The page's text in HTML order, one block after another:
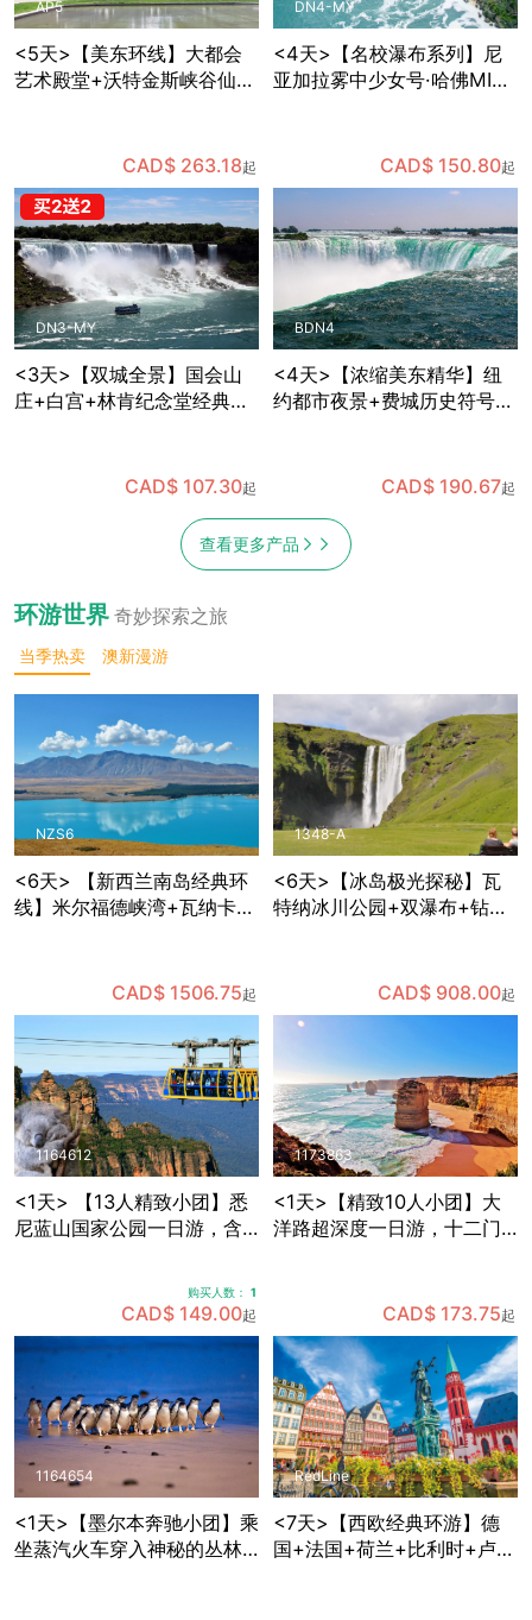
AP5
<5天>【美东环线】大都会
艺术殿堂+沃特金斯峡谷仙境
CAD$ 263.18起
DN4-MY
<4天>【名校瀑布系列】尼
亚加拉雾中少女号·哈佛MIT
标三连拍，费城独立宫与自
由钟打卡，纽约往返
CAD$ 150.80起
DN3-MY
<3天>【双城全景】国会山
庄+白宫+林肯纪念堂经典地
凌空，纽约往返CAD$ 107.30起
BDN4
<4天>【浓缩美东精华】纽
约都市夜景+费城历史符号
+林肯纪念堂经典地标三连
CAD$ 190.67起
查看更多产品
环游世界 奇妙探索之旅
当季热卖 澳新漫游
NZS6
<6天> 【新西兰南岛经典环
线】米尔福德峡湾+瓦纳卡
餐食和部分景点门票，免费
接送机
CAD$ 1506.75起
1348-A
<6天>【冰岛极光探秘】瓦
特纳冰川公园+双瀑布+钻石
之一的蓝湖温泉，可自费体
验蓝冰洞探险，夜晚追寻极
CAD$ 908.00起
1164612
<1天> 【13人精致小团】悉
尼蓝山国家公园一日游，含
购买人数： 1
CAD$ 149.00起
1173863
<1天>【精致10人小团】大
洋路超深度一日游，十二门
CAD$ 173.75起
1164654
<1天>【墨尔本奔驰小团】乘
坐蒸汽火车穿入神秘的丛林
RedLine
<7天>【西欧经典环游】德
国+法国+荷兰+比利时+卢森